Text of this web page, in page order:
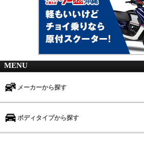
MENU
メーカーから探す
ボディタイプから探す